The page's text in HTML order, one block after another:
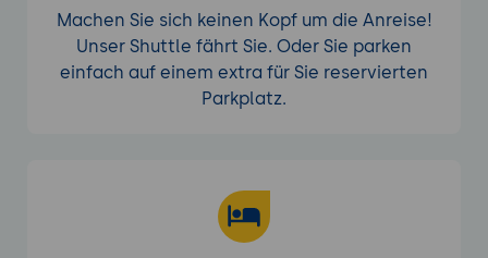
Machen Sie sich keinen Kopf um die Anreise!
Unser Shuttle fährt Sie. Oder Sie parken
einfach auf einem extra für Sie reservierten
Parkplatz.